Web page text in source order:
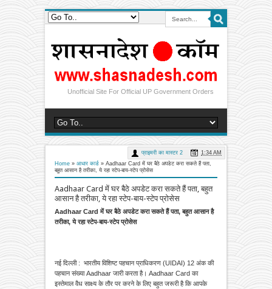
Unofficial Site For Official UP Government Orders
Home » आधार कार्ड » Aadhaar Card में घर बैठे अपडेट करा सकते हैं पता,
बहुत आसान है तरीका, ये रहा स्टेप-बाय-स्टेप प्रोसेस
Aadhaar Card में घर बैठे अपडेट करा सकते हैं पता, बहुत
आसान है तरीका, ये रहा स्टेप-बाय-स्टेप प्रोसेस
प्राइमरी का मास्टर 2 1:34 AM
Aadhaar Card में घर बैठे अपडेट करा सकते हैं पता, बहुत आसान है
तरीका, ये रहा स्टेप-बाय-स्टेप प्रोसेस
नई दिल्ली : भारतीय विशिष्ट पहचान प्राधिकरण (UIDAI) 12 अंक की
पहचान संख्या Aadhaar जारी करता है। Aadhaar Card का
इस्तेमाल वैध साक्ष्य के तौर पर करने के लिए बहुत जरूरी है कि आपके